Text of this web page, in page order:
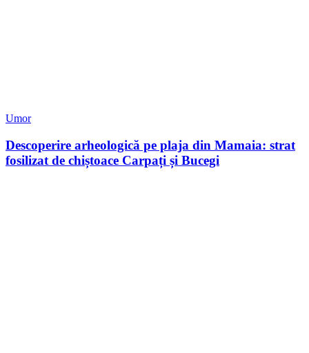
Umor
Descoperire arheologică pe plaja din Mamaia: strat
fosilizat de chiștoace Carpați și Bucegi